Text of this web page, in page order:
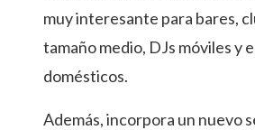
muy interesante para bares,
tamaño medio, DJs móviles y
domésticos.
Además, incorpora un nuevo